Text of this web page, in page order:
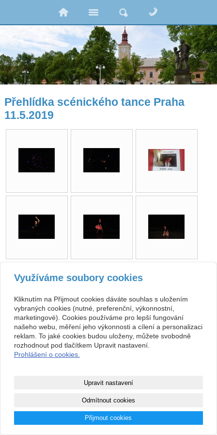
Přehlídka scénického tance Praha
11.5.2019
zpět
Kontakt
Základní umělecká škola
Komenského 189, 27101
Nové Strašecí
47013729
+420 313 572 441
info@zusnovestraseci.cz
541953349 / 0800
webové stránky s AI, doména a
registrátora v ČR
Využíváme soubory cookies
Kliknutím na Přijmout cookies dáváte souhlas s uložením
vybraných cookies (nutné, preferenční, výkonnostní,
marketingové). Cookies používáme pro lepší fungování
našeho webu, měření jeho výkonnosti a cílení a personalizaci
reklam. To jaké cookies budou uloženy, můžete svobodně
rozhodnout pod tlačítkem Upravit nastavení.
Prohlášení o cookies.
Upravit nastavení
Odmítnout cookies
Přijmout cookies